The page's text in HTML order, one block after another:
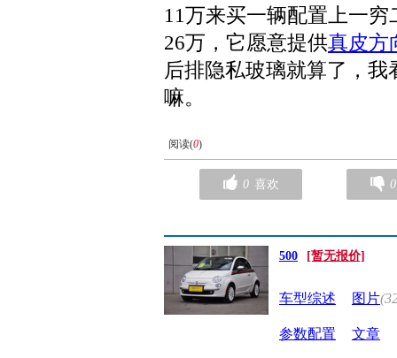
11万来买一辆配置上一
26万，它愿意提供真皮方
后排隐私玻璃就算了，
嘛。
阅读(0)
0 喜欢 0
500 [暂无报价]
车型综述 图片
参数配置 文章